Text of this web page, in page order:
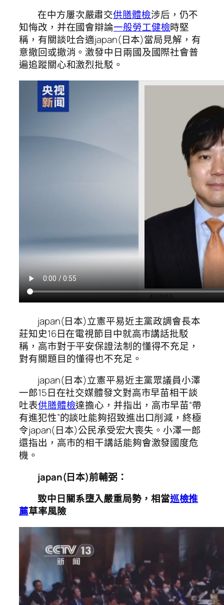
在中方屢次嚴肅交供膳體檢涉后，仍不
知悔改，并在國會辯論一般勞工健檢時堅
稱，有關談吐合適japan(日本)當局見解，有
意撤回或撤消。激發中日兩國及國際社會普
遍追蹤關心和激烈批駁。
japan(日本)立憲平易近主黨政調會長本
莊知史16日在電視節目中就高市講話批駁
稱，高市對于平安保證法制的懂得不充足，
對有關題目的懂得也不充足。
japan(日本)立憲平易近主黨眾議員小澤
一郎15日在社交媒體發文對高市早苗相干談
吐表供膳體檢達擔心，并指出，高市早苗“帶
有進犯性”的談吐能夠招致進出口削減，終極
令japan(日本)公民承受宏大喪失。小澤一郎
還指出，高市的相干講話能夠會激發國度危
機。
japan(日本)前輔弼：
致中日關系墮入嚴重局勢，相當巡檢推
薦草率風險